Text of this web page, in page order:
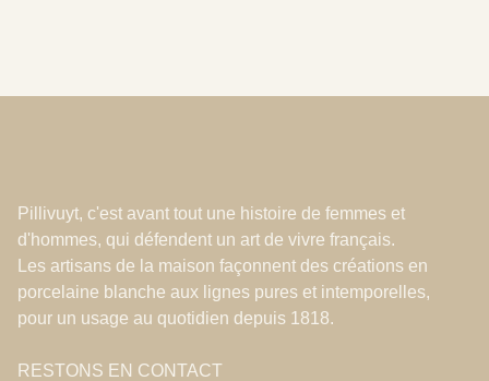
Pillivuyt, c'est avant tout une histoire de femmes et
d'hommes, qui défendent un art de vivre français.
Les artisans de la maison façonnent des créations en
porcelaine blanche aux lignes pures et intemporelles,
pour un usage au quotidien depuis 1818.
RESTONS EN CONTACT